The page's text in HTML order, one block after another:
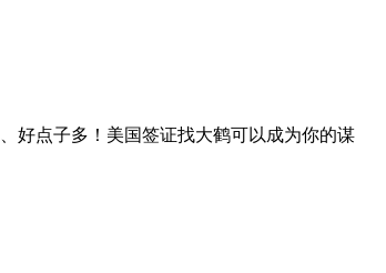
好点子多！美国签证找大鹤可以成为你的谋